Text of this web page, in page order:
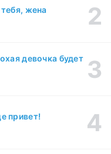
жена
девочка будет
привет!